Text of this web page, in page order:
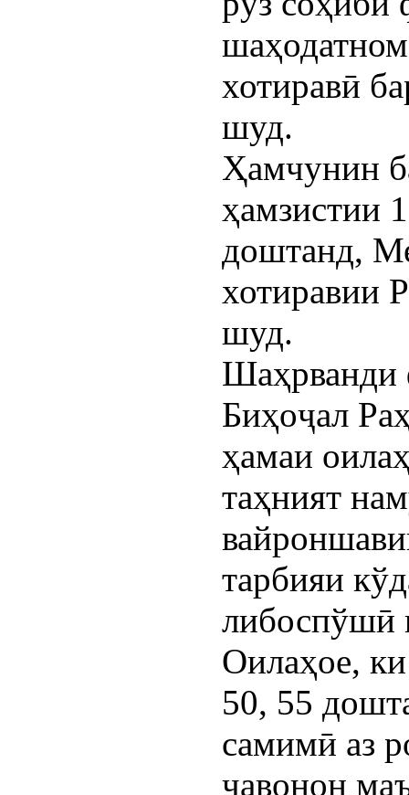
хотиравӣ
шуд.
Ҳамчунин
ҳамзистии
доштанд,
хотиравии
шуд.
Шаҳрванди
Биҳоҷал
ҳамаи
таҳният
тарбияи
либоспўшӣ
Оилаҳое,
50, 55
самимӣ аз
ҷавонон